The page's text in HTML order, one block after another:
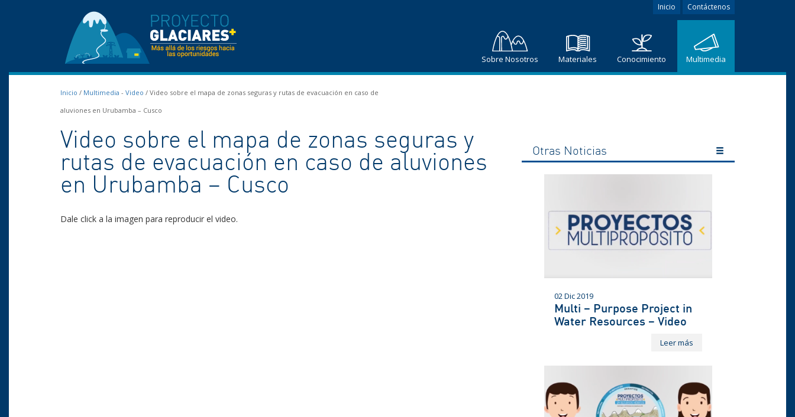
Inicio Contáctenos
Sobre Nosotros Materiales Conocimiento Multimedia
Inicio / Multimedia - Video / Video sobre el mapa de zonas seguras y rutas de evacuación en caso de
aluviones en Urubamba – Cusco
Video sobre el mapa de zonas seguras y
rutas de evacuación en caso de aluviones
en Urubamba – Cusco
Dale click a la imagen para reproducir el video.
Otras Noticias
02 Dic 2019
Multi – Purpose Project in
Water Resources – Video
Leer más